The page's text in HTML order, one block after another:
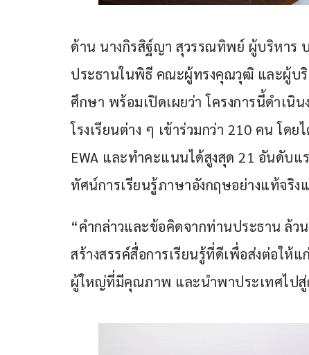
ด้าน นางกิรสิฐ์ญา สุวรรณทิพย์ ผู้บริหาร
ประธานในพิธี คณะผู้ทรงคุณวุฒิ และผู้บ
ศึกษา พร้อมเปิดเผยว่า โครงการนี้ดำเนิ
โรงเรียนต่าง ๆ เข้าร่วมกว่า 210 คน โด
EWA และทำคะแนนได้สูงสุด 21 อันดับแ
ทัศน์การเรียนรู้ภาษาอังกฤษอย่างแท้จริง
“คำกล่าวและข้อคิดจากท่านประธาน ล้ว
สร้างสรรค์สื่อการเรียนรู้ที่ดีเพื่อส่งต่อให้
ผู้ใหญ่ที่มีคุณภาพ และนำพาประเทศไปสู่